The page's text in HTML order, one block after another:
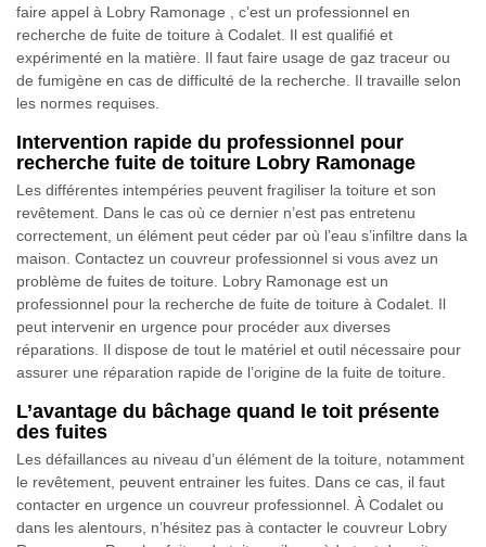
faire appel à Lobry Ramonage , c’est un professionnel en
recherche de fuite de toiture à Codalet. Il est qualifié et
expérimenté en la matière. Il faut faire usage de gaz traceur ou
de fumigène en cas de difficulté de la recherche. Il travaille selon
les normes requises.
Intervention rapide du professionnel pour
recherche fuite de toiture Lobry Ramonage
Les différentes intempéries peuvent fragiliser la toiture et son
revêtement. Dans le cas où ce dernier n’est pas entretenu
correctement, un élément peut céder par où l’eau s’infiltre dans la
maison. Contactez un couvreur professionnel si vous avez un
problème de fuites de toiture. Lobry Ramonage est un
professionnel pour la recherche de fuite de toiture à Codalet. Il
peut intervenir en urgence pour procéder aux diverses
réparations. Il dispose de tout le matériel et outil nécessaire pour
assurer une réparation rapide de l’origine de la fuite de toiture.
L’avantage du bâchage quand le toit présente
des fuites
Les défaillances au niveau d’un élément de la toiture, notamment
le revêtement, peuvent entrainer les fuites. Dans ce cas, il faut
contacter en urgence un couvreur professionnel. À Codalet ou
dans les alentours, n’hésitez pas à contacter le couvreur Lobry